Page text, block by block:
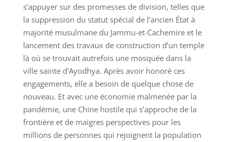
s’appuyer sur des promesses de division, telles que
la suppression du statut spécial de l’ancien État à
majorité musulmane du Jammu-et-Cachemire et le
lancement des travaux de construction d’un temple
là où se trouvait autrefois une mosquée dans la
ville sainte d’Ayodhya. Après avoir honoré ces
engagements, elle a besoin de quelque chose de
nouveau. Et avec une économie malmenée par la
pandémie, une Chine hostile qui s’approche de la
frontière et de maigres perspectives pour les
millions de personnes qui rejoignent la population